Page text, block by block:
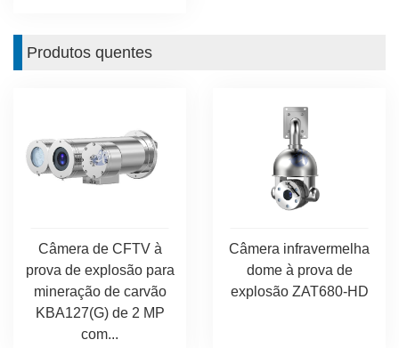
Produtos quentes
Câmera de CFTV à
prova de explosão para
mineração de carvão
KBA127(G) de 2 MP
com...
Câmera infravermelha
dome à prova de
explosão ZAT680-HD